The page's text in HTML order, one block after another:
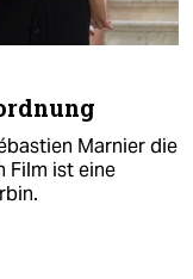
Marnier die
Film ist eine